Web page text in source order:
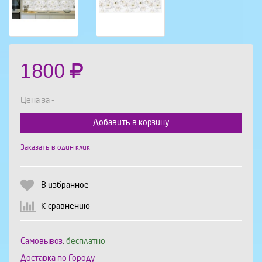
1800
Цена за -
Добавить в корзину
Заказать в один клик
В избранное
К сравнению
Самовывоз, бесплатно
Доставка по Городу